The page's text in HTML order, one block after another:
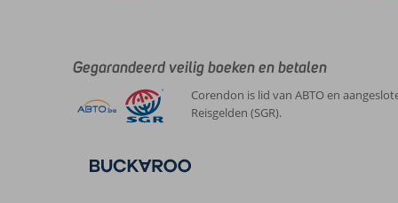
Over
Alua
Boccaccio:
hotel,
Gegarandeerd veilig boeken en betalen
Corendon is lid van ABTO en
Reisgelden (SGR).